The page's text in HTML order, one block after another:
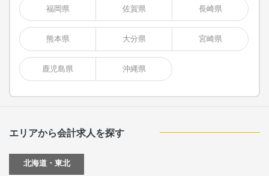
福岡県 佐賀県 長崎県
熊本県 大分県 宮崎県
鹿児島県 沖縄県
エリアから会計求人を探す
北海道・東北